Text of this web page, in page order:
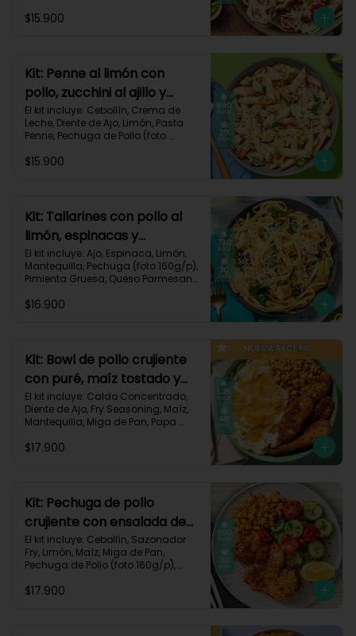
Parmesano, Tomate Tipo Cherry,
Proteínas 49g
$15.900
Kit: Penne al limón con
pollo, zucchini al ajillo y
cebollín-111
El kit incluye: Cebollín, Crema de
Leche, Diente de Ajo, Limón, Pasta
Penne, Pechuga de Pollo (foto
Zucchini Verde, Receta Impresa.
$15.900
Kit: Tallarines con pollo al
limón, espinacas y
parmesano-68
El kit incluye: Ajo, Espinaca, Limón,
Mantequilla, Pechuga (foto 160g/p),
Pimienta Gruesa, Queso Parmesano,
$16.900
Kit: Bowl de pollo crujiente
con puré, maíz tostado y
queso monterey-140
El kit incluye: Caldo Concentrado,
Diente de Ajo, Fry Seasoning, Maíz,
Mantequilla, Miga de Pan, Papa
160g/p), Queso Monterey Jack, Sour
Grasas 62g | Proteínas 49g
$17.900
Kit: Pechuga de pollo
crujiente con ensalada de
pepino y maíz-8
El kit incluye: Cebollín, Sazonador
Fry, Limón, Maíz, Miga de Pan,
Pechuga de Pollo (foto 160g/p),
Cherry y Receta Impresa.
$17.900